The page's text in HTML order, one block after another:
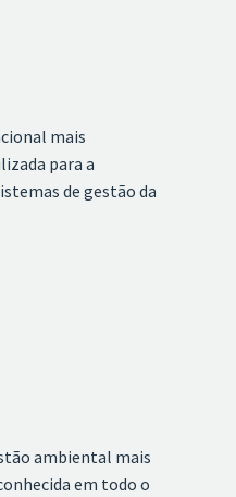
mais
para a
de gestão da
ambiental mais
em todo o